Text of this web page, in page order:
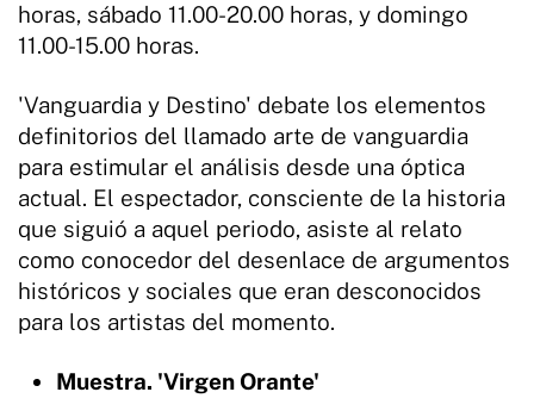
horas, sábado 11.00-20.00 horas, y domingo
11.00-15.00 horas.
'Vanguardia y Destino' debate los elementos
definitorios del llamado arte de vanguardia
para estimular el análisis desde una óptica
actual. El espectador, consciente de la historia
que siguió a aquel periodo, asiste al relato
como conocedor del desenlace de argumentos
históricos y sociales que eran desconocidos
para los artistas del momento.
Muestra. 'Virgen Orante'